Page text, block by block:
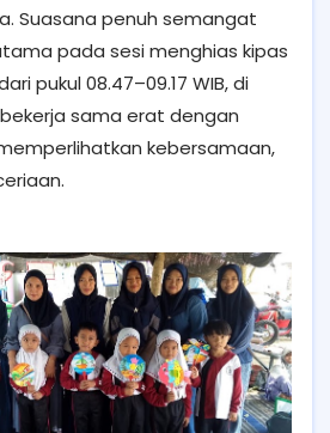
Suasana penuh semangat
pada sesi menghias kipas
pukul 08.47–09.17 WIB, di
sama erat dengan
kebersamaan,